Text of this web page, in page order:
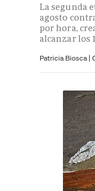
La segunda
agosto
por hora,
alcanzar los
Patricia Biosca |